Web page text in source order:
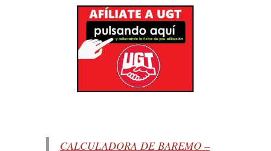
CALCULADORA DE BAREMO –